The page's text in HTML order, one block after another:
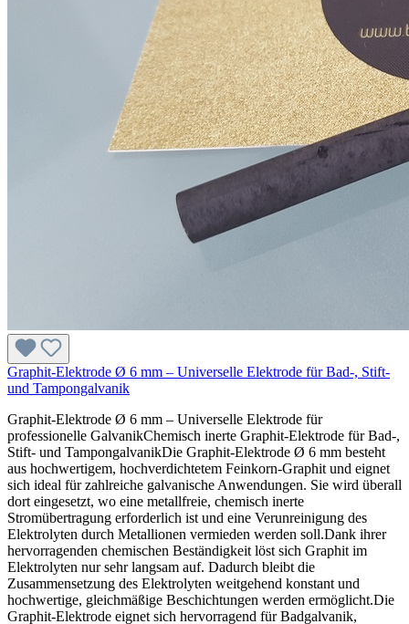
Graphit-Elektrode Ø 6 mm – Universelle Elektrode für Bad-, Stift-
und Tampongalvanik
Graphit-Elektrode Ø 6 mm – Universelle Elektrode für
professionelle GalvanikChemisch inerte Graphit-Elektrode für Bad-,
Stift- und TampongalvanikDie Graphit-Elektrode Ø 6 mm besteht
aus hochwertigem, hochverdichtetem Feinkorn-Graphit und eignet
sich ideal für zahlreiche galvanische Anwendungen. Sie wird überall
dort eingesetzt, wo eine metallfreie, chemisch inerte
Stromübertragung erforderlich ist und eine Verunreinigung des
Elektrolyten durch Metallionen vermieden werden soll.Dank ihrer
hervorragenden chemischen Beständigkeit löst sich Graphit im
Elektrolyten nur sehr langsam auf. Dadurch bleibt die
Zusammensetzung des Elektrolyten weitgehend konstant und
hochwertige, gleichmäßige Beschichtungen werden ermöglicht.Die
Graphit-Elektrode eignet sich hervorragend für Badgalvanik,